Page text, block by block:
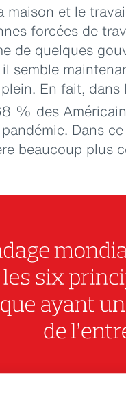
maison et le
forcées de
de quelques
semble
En fait, dans
% des
Dans
beaucoup plus